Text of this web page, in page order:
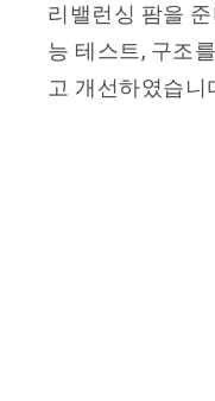
리밸런싱 팜을
능 테스트, 구조
고 개선하였습니